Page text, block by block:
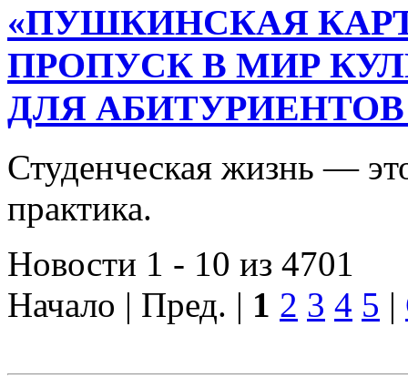
«ПУШКИНСКАЯ
ПРОПУСК В МИР
ДЛЯ
Студенческая жизнь —
практика.
Новости 1 - 10 из 4701
Начало | Пред. | 1 2 3 4 5 |